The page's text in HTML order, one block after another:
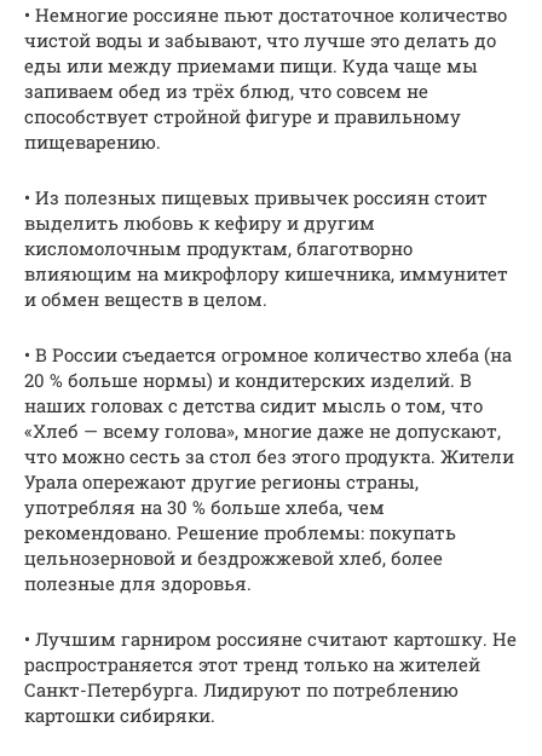
• Немногие россияне пьют достаточное количество
чистой воды и забывают, что лучше это делать до
еды или между приемами пищи. Куда чаще мы
запиваем обед из трёх блюд, что совсем не
способствует стройной фигуре и правильному
пищеварению.
• Из полезных пищевых привычек россиян стоит
выделить любовь к кефиру и другим
кисломолочным продуктам, благотворно
влияющим на микрофлору кишечника, иммунитет
и обмен веществ в целом.
• В России съедается огромное количество хлеба (на
20 % больше нормы) и кондитерских изделий. В
наших головах с детства сидит мысль о том, что
«Хлеб — всему голова», многие даже не допускают,
что можно сесть за стол без этого продукта. Жители
Урала опережают другие регионы страны,
употребляя на 30 % больше хлеба, чем
рекомендовано. Решение проблемы: покупать
цельнозерновой и бездрожжевой хлеб, более
полезные для здоровья.
• Лучшим гарниром россияне считают картошку. Не
распространяется этот тренд только на жителей
Санкт-Петербурга. Лидируют по потреблению
картошки сибиряки.